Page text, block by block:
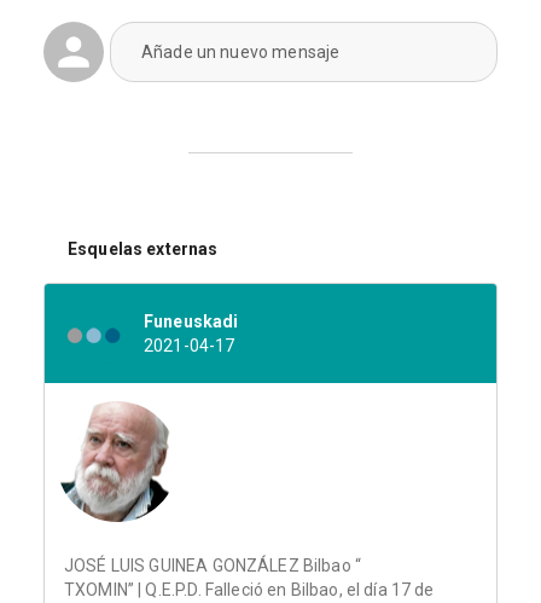
Añade un nuevo mensaje
Esquelas externas
Funeuskadi
2021-04-17
JOSÉ LUIS GUINEA GONZÁLEZ Bilbao “
TXOMIN” | Q.E.P.D. Falleció en Bilbao, el día 17 de